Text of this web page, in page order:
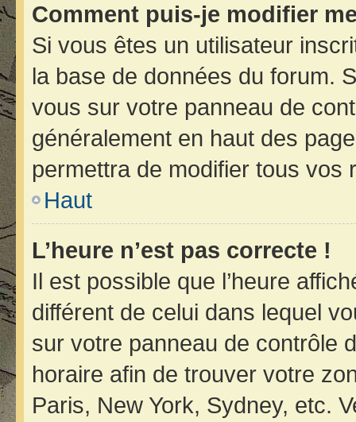
Comment puis-je modifier
Si vous êtes un utilisateur
la base de données du forum.
vous sur votre panneau de
généralement en haut des
permettra de modifier tous
Haut
L’heure n’est pas correcte !
Il est possible que l’heure
différent de celui dans lequel
sur votre panneau de contrôle
horaire afin de trouver votre
Paris, New York, Sydney, etc.